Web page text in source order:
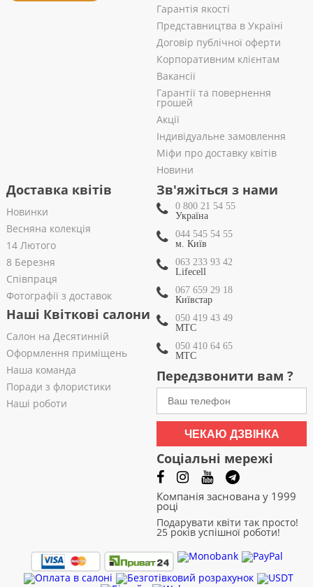
Гарантія якості
Представництва в Україні
Договір публічної оферти
Корпоративним клієнтам
Вакансії
Гарантії та повернення
грошей
Акції
Індивідуальне замовлення
Міфи про доставку квітів
Новини
Доставка квітів
Новинки
Весняна колекція
14 Лютого
8 Березня
Співпраця
Фотографії з доставок
Наші Квіткові салони
Салон на Десятинній
Оформлення приміщень
Наша команда
Поради з флористики
Наші роботи
Зв'яжіться з нами
0 800 21 54 55
Україна
044 545 54 55
м. Київ
063 233 93 42
Lifecell
067 659 29 18
Київстар
050 419 43 49
МТС
050 410 64 65
МТС
Передзвонити вам ?
ЧЕКАЮ ДЗВІНКА
Соціальні мережі
Компанія заснована у 1999
році
Подарувати квіти так просто!
25 років успішної роботи!